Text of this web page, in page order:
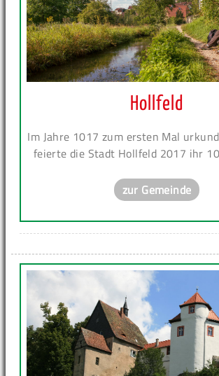
Hollfeld
Im Jahre 1017 zum ersten Mal
feierte die Stadt Hollfeld 2017 ihr
zur Gemeinde